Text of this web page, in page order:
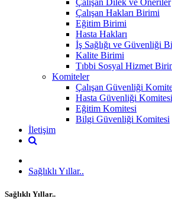
Çalışan Hakları Birimi
Eğitim Birimi
Hasta Hakları
İş Sağlığı ve Güvenliği
Kalite Birimi
Tıbbi Sosyal Hizmet
Komiteler
Çalışan Güvenliği
Hasta Güvenliği Komitesi
Eğitim Komitesi
Bilgi Güvenliği Komitesi
İletişim
Sağlıklı Yıllar..
Sağlıklı Yıllar..